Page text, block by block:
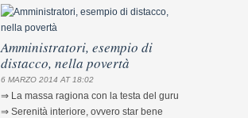
Amministratori, esempio di
distacco, nella povertà
6 MARZO 2014 AT 18:02
⇒ La massa ragiona con la testa del guru
⇒ Serenità interiore, ovvero star bene